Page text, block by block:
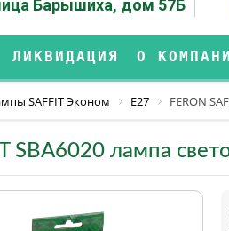
Барышиха, дом 57Б
ЛИКВИДАЦИЯ О
SAFFIT Эконом E27 FERON
SBA6020 лампа